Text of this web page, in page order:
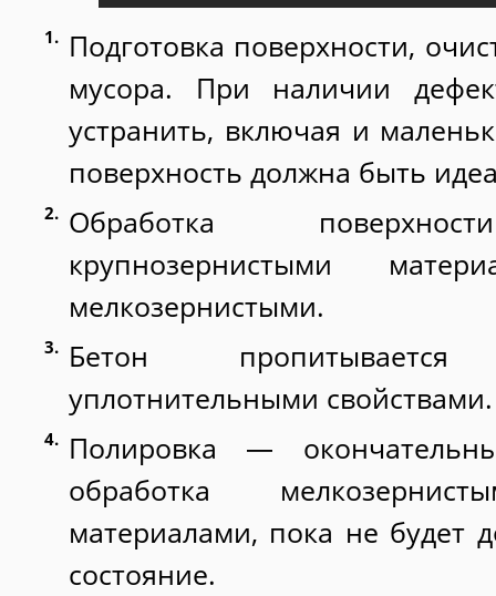
Подготовка поверхности,
мусора. При наличии
устранить, включая и
поверхность должна быть
Обработка
крупнозернистыми
мелкозернистыми.
Бетон
уплотнительными свойствами.
Полировка —
обработка
материалами, пока не будет
состояние.